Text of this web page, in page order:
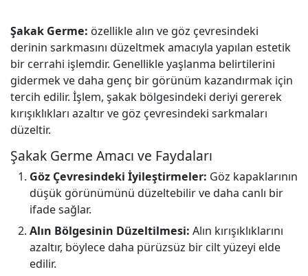
Şakak Germe: özellikle alın ve göz çevresindeki
derinin sarkmasını düzeltmek amacıyla yapılan estetik
bir cerrahi işlemdir. Genellikle yaşlanma belirtilerini
gidermek ve daha genç bir görünüm kazandırmak için
tercih edilir. İşlem, şakak bölgesindeki deriyi gererek
kırışıklıkları azaltır ve göz çevresindeki sarkmaları
düzeltir.
Şakak Germe Amacı ve Faydaları
Göz Çevresindeki İyileştirmeler: Göz kapaklarının
düşük görünümünü düzeltebilir ve daha canlı bir
ifade sağlar.
Alın Bölgesinin Düzeltilmesi: Alın kırışıklıklarını
azaltır, böylece daha pürüzsüz bir cilt yüzeyi elde
edilir.